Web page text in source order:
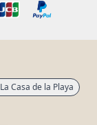
La Casa de la Playa